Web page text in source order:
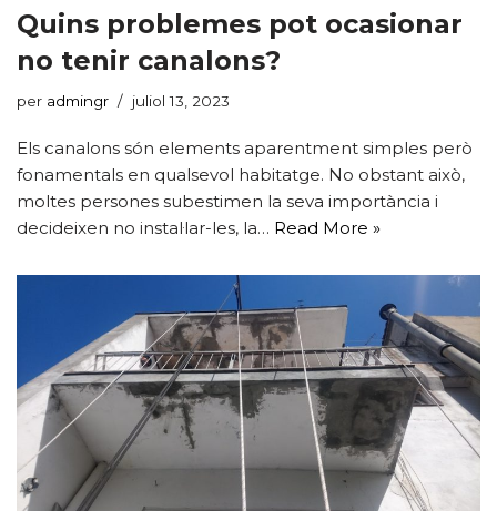
Quins problemes pot ocasionar
no tenir canalons?
per admingr juliol 13, 2023
Els canalons són elements aparentment simples però
fonamentals en qualsevol habitatge. No obstant això,
moltes persones subestimen la seva importància i
decideixen no instal·lar-les, la… Read More »